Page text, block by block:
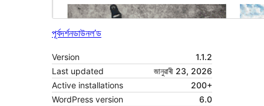
পূৰ্বদৰ্শনডাউনল’ড
Version
1.1.2
Last updated
জানুৱাৰী 23, 2026
Active installations
200+
WordPress version
6.0